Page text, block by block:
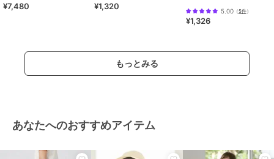
¥7,480 ¥1,320 5.00（5件）
¥1,326
もっとみる
あなたへのおすすめアイテム